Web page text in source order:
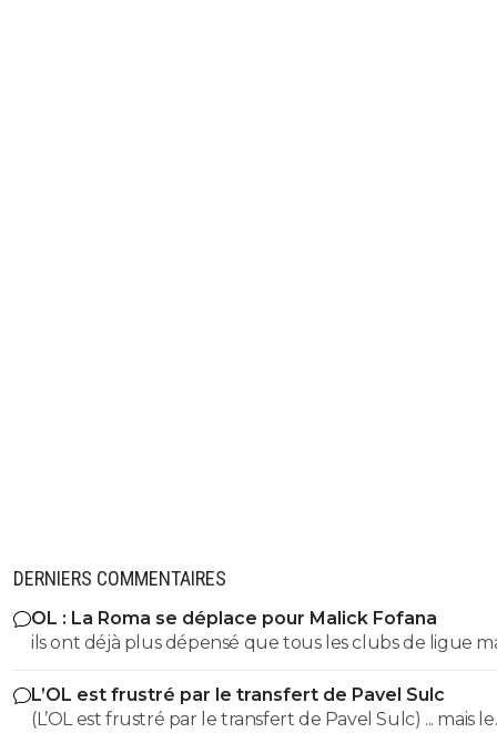
DERNIERS COMMENTAIRES
OL : La Roma se déplace pour Malick Fofana
ils ont déjà plus dépensé que tous les clubs de ligue
réunis hors quatar.. ils veulent juste profitez au
des clubs qui sont beaucoup plus mal lotis qu'eux
du plus fort tout simplement..
L’OL est frustré par le transfert de Pavel Sulc
(L’OL est frustré par le transfert de Pavel Sulc) ... mais le